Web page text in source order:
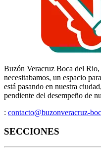
Buzón Veracruz Boca del
necesitabamos, un espacio
está pasando en nuestra
pendiente del desempeño de
: contacto@buzonveracruz-
SECCIONES